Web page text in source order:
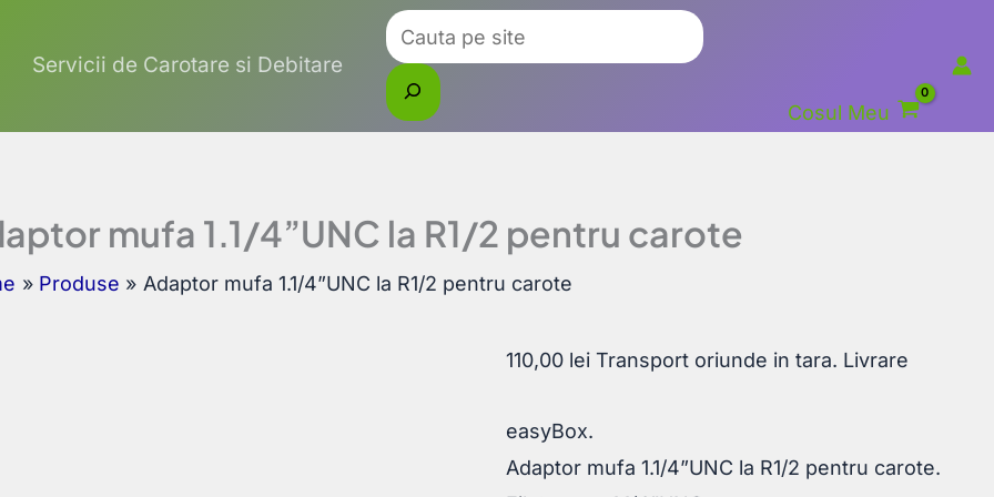
Servicii de Carotare si Debitare
Caută
Cosul Meu
mufa 1.1/4”UNC la R1/2 pentru carote
Produse Adaptor mufa 1.1/4”UNC la R1/2 pentru carote
110,00 lei Transport oriunde in tara. Livrare
easyBox.
Adaptor mufa 1.1/4”UNC la R1/2 pentru carote.